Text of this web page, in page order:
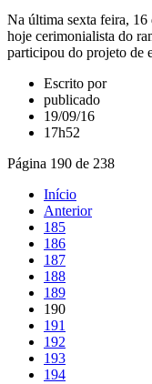
Na última sexta feira, 16
hoje cerimonialista do
participou do projeto de
Escrito por
publicado
19/09/16
17h52
Página 190 de 238
Início
Anterior
185
186
187
188
189
190
191
192
193
194